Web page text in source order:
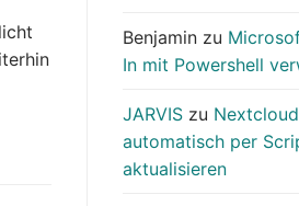
Benjamin zu
In mit Powershell
JARVIS zu Nextcloud
automatisch per
aktualisieren